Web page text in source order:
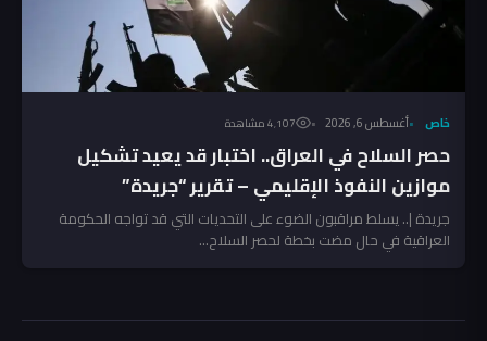
خاص أغسطس 6, 2026 4٬107 مشاهدة
حصر السلاح في العراق.. اختبار قد يعيد تشكيل
موازين النفوذ الإقليمي – تقرير “جريدة”
جريدة |.. يسلط مراقبون الضوء على التحديات التي قد تواجه الحكومة
العراقية في حال مضت بخطة لحصر السلاح...